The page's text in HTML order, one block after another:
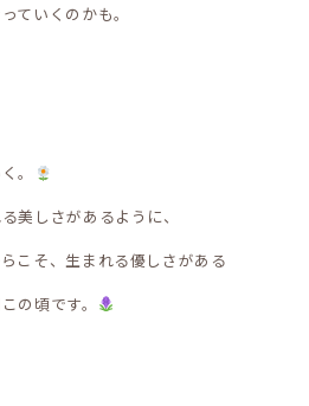
ていくのかも。
。
美しさがあるように、
こそ、生まれる優しさがある
の頃です。